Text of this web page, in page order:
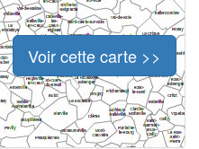
Voir cette carte >>